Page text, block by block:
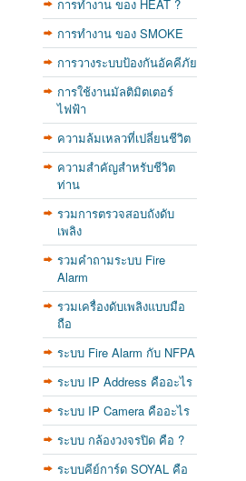
การทำงาน ของ HEAT ?
การทำงาน ของ SMOKE
การวางระบบป้องกันอัคคีภัย
การใช้งานมัลติมิตเตอร์
ไฟฟ้า
ความล้มเหลวที่เปลี่ยนชีวิต
ความสำคัญสำหรับชีวิต
ท่าน
รวมการตรวจสอบถังดับ
เพลิง
รวมคำถามระบบ Fire
Alarm
รวมเครื่องดับเพลิงแบบมือ
ถือ
ระบบ Fire Alarm กับ NFPA
ระบบ IP Address คืออะไร
ระบบ IP Camera คืออะไร
ระบบ กล้องวงจรปิด คือ ?
ระบบคีย์การ์ด SOYAL คือ